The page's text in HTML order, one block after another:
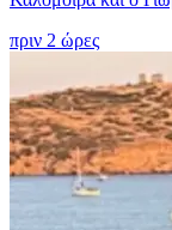
πριν 2 ώρες